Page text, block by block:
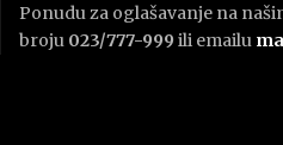
Ponudu za oglašavanje na
broju 023/777-999 ili emailu